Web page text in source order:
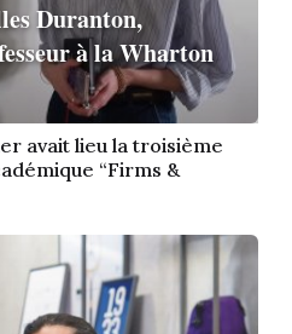
Duranton,
à la Wharton
avait lieu la troisième
“Firms &